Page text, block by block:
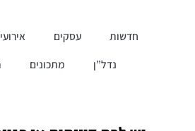
חדשות עסקים
נדל”ן
מתכונים